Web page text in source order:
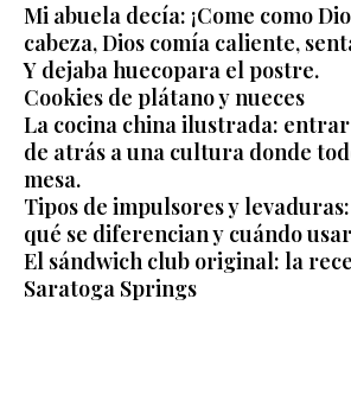
Mi abuela decía: ¡Come como
cabeza, Dios comía caliente,
Y dejaba huecopara el postre.
Cookies de plátano y nueces
La cocina china ilustrada:
de atrás a una cultura donde
mesa.
Tipos de impulsores y
qué se diferencian y cuándo
El sándwich club original: la
Saratoga Springs